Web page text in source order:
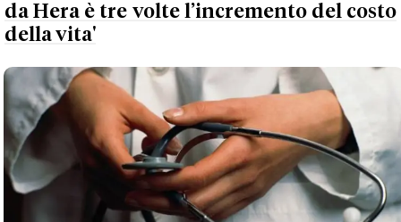
da Hera è tre volte l’incremento del costo
della vita'